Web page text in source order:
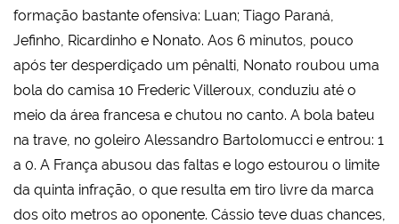
formação bastante ofensiva: Luan; Tiago Paraná,
Jefinho, Ricardinho e Nonato. Aos 6 minutos, pouco
após ter desperdiçado um pênalti, Nonato roubou uma
bola do camisa 10 Frederic Villeroux, conduziu até o
meio da área francesa e chutou no canto. A bola bateu
na trave, no goleiro Alessandro Bartolomucci e entrou: 1
a 0. A França abusou das faltas e logo estourou o limite
da quinta infração, o que resulta em tiro livre da marca
dos oito metros ao oponente. Cássio teve duas chances,